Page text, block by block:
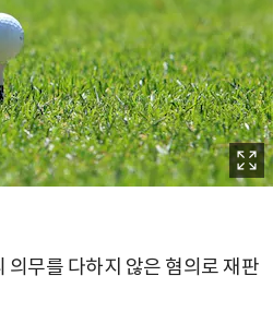
의무를 다하지 않은 혐의로 재판